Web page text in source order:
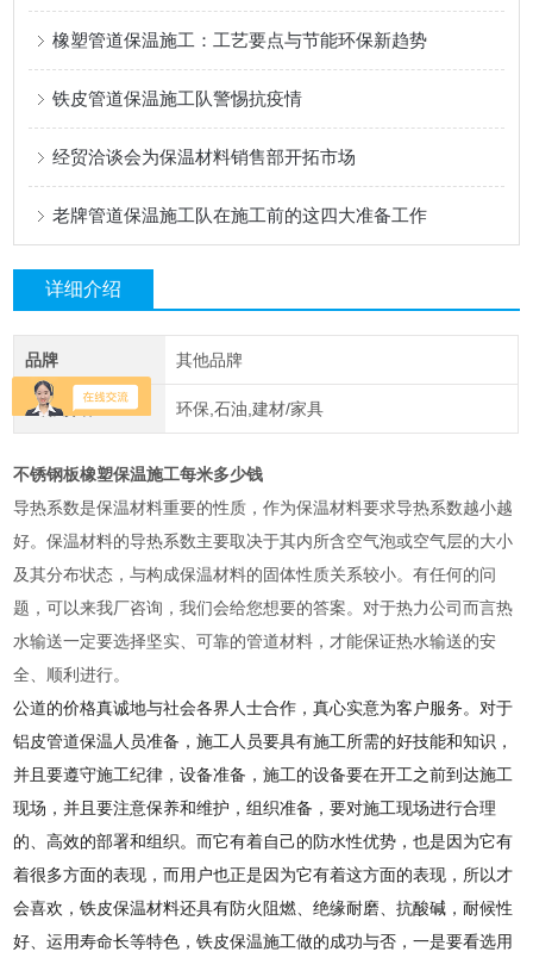
橡塑管道保温施工：工艺要点与节能环保新趋势
铁皮管道保温施工队警惕抗疫情
经贸洽谈会为保温材料销售部开拓市场
老牌管道保温施工队在施工前的这四大准备工作
详细介绍
品牌 其他品牌
应用领域 环保,石油,建材/家具
不锈钢板橡塑保温施工每米多少钱
导热系数是保温材料重要的性质，作为保温材料要求导热系数越小越
好。保温材料的导热系数主要取决于其内所含空气泡或空气层的大小
及其分布状态，与构成保温材料的固体性质关系较小。有任何的问
题，可以来我厂咨询，我们会给您想要的答案。对于热力公司而言热
水输送一定要选择坚实、可靠的管道材料，才能保证热水输送的安
全、顺利进行。
公道的价格真诚地与社会各界人士合作，真心实意为客户服务。对于
铝皮管道保温人员准备，施工人员要具有施工所需的好技能和知识，
并且要遵守施工纪律，设备准备，施工的设备要在开工之前到达施工
现场，并且要注意保养和维护，组织准备，要对施工现场进行合理
的、高效的部署和组织。而它有着自己的防水性优势，也是因为它有
着很多方面的表现，而用户也正是因为它有着这方面的表现，所以才
会喜欢，铁皮保温材料还具有防火阻燃、绝缘耐磨、抗酸碱，耐候性
好、运用寿命长等特色，铁皮保温施工做的成功与否，一是要看选用